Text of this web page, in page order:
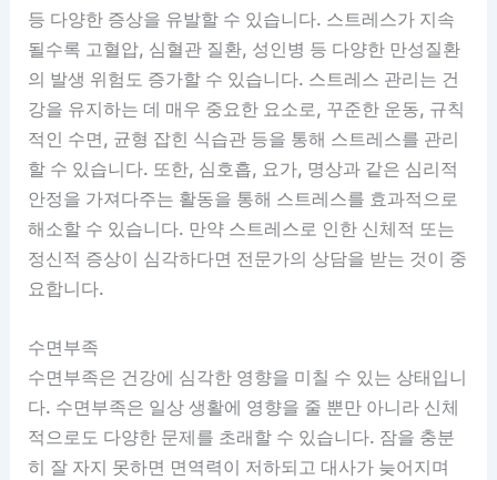
등 다양한 증상을 유발할 수 있습니다. 스트레스가 지속
될수록 고혈압, 심혈관 질환, 성인병 등 다양한 만성질환
의 발생 위험도 증가할 수 있습니다. 스트레스 관리는 건
강을 유지하는 데 매우 중요한 요소로, 꾸준한 운동, 규칙
적인 수면, 균형 잡힌 식습관 등을 통해 스트레스를 관리
할 수 있습니다. 또한, 심호흡, 요가, 명상과 같은 심리적
안정을 가져다주는 활동을 통해 스트레스를 효과적으로
해소할 수 있습니다. 만약 스트레스로 인한 신체적 또는
정신적 증상이 심각하다면 전문가의 상담을 받는 것이 중
요합니다.
수면부족
수면부족은 건강에 심각한 영향을 미칠 수 있는 상태입니
다. 수면부족은 일상 생활에 영향을 줄 뿐만 아니라 신체
적으로도 다양한 문제를 초래할 수 있습니다. 잠을 충분
히 잘 자지 못하면 면역력이 저하되고 대사가 늦어지며